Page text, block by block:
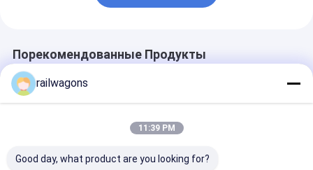
Порекомендованные Продукты
railwagons
11:39 PM
Good day, what product are you looking for?